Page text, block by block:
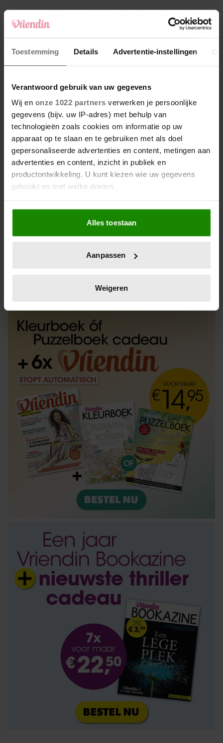
Toestemming Details Advertentie-instellingen
Verantwoord gebruik van uw gegevens
Wij en onze 1022 partners verwerken je persoonlijke
gegevens (bijv. uw IP-adres) met behulp van
technologieën zoals cookies om informatie op uw
apparaat op te slaan en te gebruiken met als doel
gepersonaliseerde advertenties en content, metingen aan
advertenties en content, inzicht in publiek en
productontwikkeling. U kunt kiezen wie uw gegevens
gebruikt en met welke doelen.
Als u het toestaat, willen we ook graag:
Informatie verzamelen over uw geografische
locatie, die tot een paar meter nauwkeurig kan zijn
scannen op specifieke eigenschappen (fingerprinting)
verwerkt en stel uw voorkeuren in het
intrekken in de Cookieverklaring.
We gebruiken cookies om content en advertenties te
personaliseren, om functies voor social media te bieden
en om ons websiteverkeer te analyseren. Ook delen we
informatie over uw gebruik van onze site met onze
partners voor social media, adverteren en analyse. Deze
partners kunnen deze gegevens combineren met andere
informatie die u aan ze heeft verstrekt of die ze hebben
verzameld op basis van uw gebruik van hun services. U
gaat akkoord met onze cookies als u onze website blijft
gebruiken.
Alles toestaan
Aanpassen
Weigeren
4 Makelaar Mandy: ‘Een bericht van de BN’er.
Een foto. Mijn lijf reageert’
5 Makelaar Mandy: ‘Vrijdagavond belde Bart.
Hij sprak eng kalm’
Nieuw